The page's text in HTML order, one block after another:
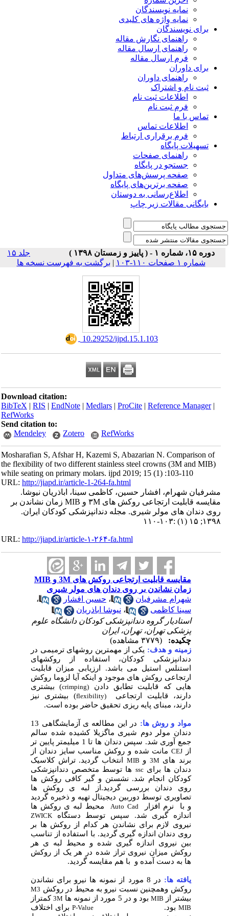
نمایه نویسندگان
نمایه واژه های کلیدی
برای نویسندگان
راهنمای نگارش مقاله
راهنمای ارسال مقاله
فرم ارسال مقاله
برای داوران
راهنمای داوران
ثبت نام و اشتراک
اطلاعات ثبت نام
فرم ثبت نام
تماس با ما
اطلاعات تماس
فرم برقراری ارتباط
تسهیلات پایگاه
راهنمای صفحات
جستجو در پایگاه
صفحه پرسش‌های متداول
صفحه برترین‌های پایگاه
اطلاع‌رسانی به دوستان
بایگانی مقالات زیر چاپ
دوره ۱۵، شماره ۱ - ( پاییز و زمستان ۱۳۹۸ )
جلد ۱۵
شماره ۱ صفحات ۱۱۰-۱۰۳
| برگشت به فهرست نسخه ها
‎ 10.29252/ijpd.15.1.103
Download citation:
BibTeX|RIS|EndNote|Medlars|ProCite|Reference Manager
RefWorks
Send citation to:
Mendeley
Zotero RefWorks
Mosharafian S, Afshar H, Kazemi S, Abazarian N. Comparison of
the flexibility of two different stainless steel crowns (3M and MIB)
while seating on primary molars. ijpd 2019; 15 (1) :103-110
URL:http://jiapd.ir/article-1-264-fa.html
مشرفیان شهرام، افشار حسین، کاظمی سینا، اباذریان نیوشا.
مقایسه قابلیت ارتجاعی روکش های ۳M و MIB زمان نشاندن بر
روی دندان های مولر شیری. مجله دندانپزشکی کودکان ایران.
۱۳۹۸; ۱۵ (۱) :۱۰۳-۱۱۰
URL:http://jiapd.ir/article-۱-۲۶۴-fa.html
مقایسه قابلیت ارتجاعی روکش های 3M و MIB
زمان نشاندن بر روی دندان های مولر شیری
شهرام مشرفیان
،حسین افشار
،
سینا کاظمی
،نیوشا اباذریان
استادیار گروه دندانپزشکی کودکان دانشگاه علوم
پزشکی تهران، تهران، ایران
چکیده:
زمینه و هدف: یکی از مهمترین روشهای ترمیمی در
دندانپزشکی کودکان، استفاده از روکشهای
استنلس استیل می باشد. ارزیابی میزان قابلیت
ارتجاعی روکش های موجود و اینکه آیا لزوما روکش
هایی که قابلیت تطابق دادنcrimping)) بیشتری
دارند، قابلیت ارتجاعیflexibility)) بیشتری نیز
دارند، مبنای پایه ریزی تحقیق حاضر بوده است.
مواد و روش ها:
در این مطالعه ی آزمایشگاهی 13
دندان مولر دوم شیری ماگزیلا کشیده شده سالم
جمع آوری شد. سپس دندان ها تا 1 میلیمتر پایین تر
ازCEJمانت شده و روکش مناسب سایز دندان از
برند های3MوMIBانتخاب گردید. تراش کلاسیک
دندان ها برایsscها توسط متخصص دندانپزشکی
کودکان انجام شد. نشستن و گیر کافی روکش ها
روی دندان بررسی گردید.از لبه ی روکش ها
تصاویری توسط دوربین دیجیتال تهیه و ذخیره گردید
و با نرم افزار
Auto Cadمحیط لبه ی روکش ها
اندازه گیری شد. سپس توسط دستگاهZWICK
نیروی لازم برای نشاندن هر کدام از روکش ها بر
روی دندان اندازه گیری گردید. با استفاده از تناسب
بین نیروی اندازه گیری شده و محیط لبه ی هر
روکش میزان نیروی تراز شده در هر یک از روکش
ها به دست آمده و با هم مقایسه گردید.
یافته ها:
در 8 مورد از نمونه ها نیرو برای نشاندن
روکش وهمچنین نسبت نیرو به محیط در روکشM3
بیشتر از MIBبود و در 5 مورد از نمونه ها 3Mکمتراز
MIBبود. P-Valueبرای اختلاف